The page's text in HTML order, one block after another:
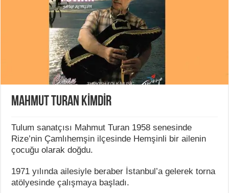
MAHMUT TURAN KİMDİR
Tulum sanatçısı Mahmut Turan 1958 senesinde
Rize’nin Çamlıhemşin ilçesinde Hemşinli bir ailenin
çocuğu olarak doğdu.
1971 yılında ailesiyle beraber İstanbul’a gelerek torna
atölyesinde çalışmaya başladı.